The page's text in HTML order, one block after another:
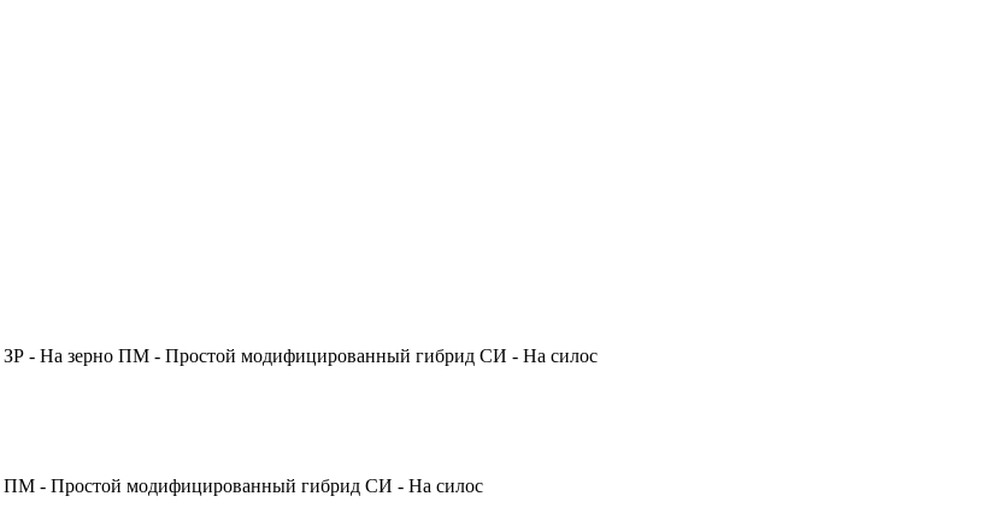
ЗР - На зерно ПМ - Простой модифицированный гибрид СИ - На силос
ПМ - Простой модифицированный гибрид СИ - На силос